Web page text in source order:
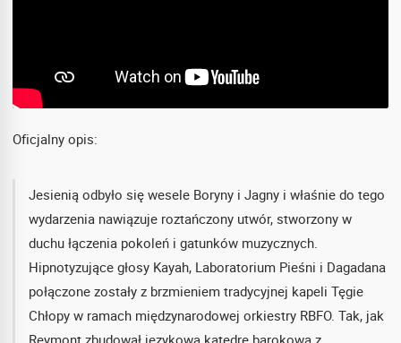
Oficjalny opis:
Jesienią odbyło się wesele Boryny i Jagny i właśnie do tego
wydarzenia nawiązuje roztańczony utwór, stworzony w
duchu łączenia pokoleń i gatunków muzycznych.
Hipnotyzujące głosy Kayah, Laboratorium Pieśni i Dagadana
połączone zostały z brzmieniem tradycyjnej kapeli Tęgie
Chłopy w ramach międzynarodowej orkiestry RBFO. Tak, jak